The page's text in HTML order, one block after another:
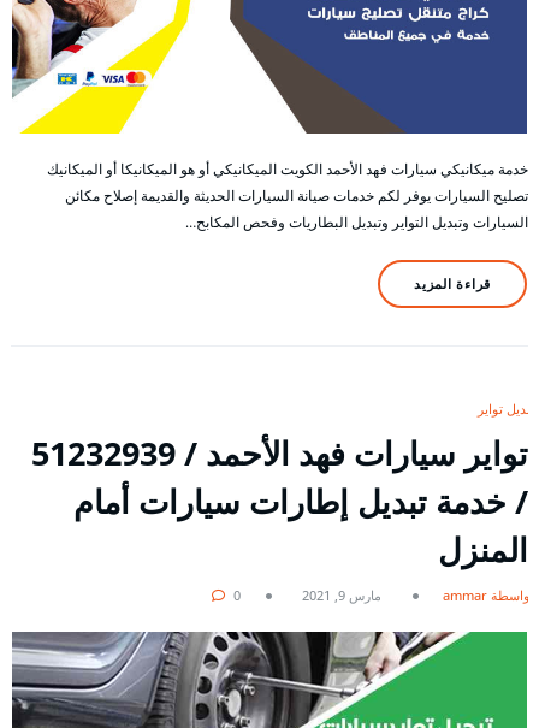
خدمة ميكانيكي سيارات فهد الأحمد الكويت الميكانيكي أو هو الميكانيكا أو الميكانيك
تصليح السيارات يوفر لكم خدمات صيانة السيارات الحديثة والقديمة إصلاح مكائن
السيارات وتبديل التواير وتبديل البطاريات وفحص المكابح…
قراءة المزيد
تبديل تواير
/ خدمة تبديل إطارات سيارات أمام
المنزل
بواسطة ammar مارس 9, 2021 0